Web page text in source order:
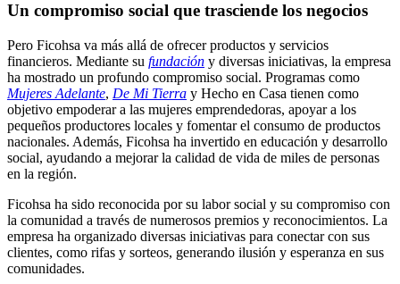
Un compromiso social que trasciende los negocios
Pero Ficohsa va más allá de ofrecer productos y servicios
financieros. Mediante su fundación y diversas iniciativas, la empresa
ha mostrado un profundo compromiso social. Programas como
Mujeres Adelante, De Mi Tierra y Hecho en Casa tienen como
objetivo empoderar a las mujeres emprendedoras, apoyar a los
pequeños productores locales y fomentar el consumo de productos
nacionales. Además, Ficohsa ha invertido en educación y desarrollo
social, ayudando a mejorar la calidad de vida de miles de personas
en la región.
Ficohsa ha sido reconocida por su labor social y su compromiso con
la comunidad a través de numerosos premios y reconocimientos. La
empresa ha organizado diversas iniciativas para conectar con sus
clientes, como rifas y sorteos, generando ilusión y esperanza en sus
comunidades.